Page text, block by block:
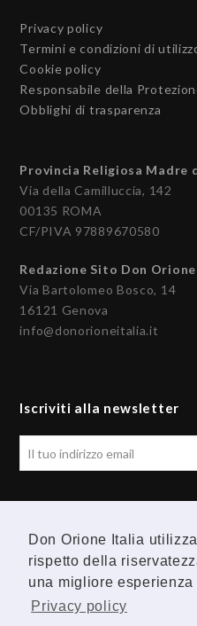
Don Orione Italia
rispetto della
una migliore
Privacy policy
Privacy policy
Termini e condizioni di
Cookie policy
Responsabile della
Obblighi di trasparenza
Provincia Religiosa Madre
Via della Camilluccia, 142
00135 ROMA
CF/PIVA 97889670580
Redazione Sito Don
Via Bartolomeo Bosco, 14
16121 Genova
info@donorioneitalia.it
Iscriviti alla newsletter
F
Y
o